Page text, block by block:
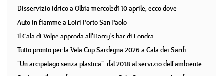
Disservizio idrico a Olbia mercoledì 10 aprile, ecco dove
Auto in fiamme a Loiri Porto San Paolo
Il Cala di Volpe approda all'Harry's bar di Londra
Tutto pronto per la Vela Cup Sardegna 2026 a Cala dei Sardi
"Un arcipelago senza plastica": dal 2018 al servizio dell'ambiente